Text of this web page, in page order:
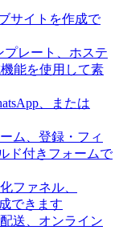
サイトを作成で
プレート、ホステ
能を使用して素
、または
ム、登録・フィ
ド付きフォームで
ファネル、
できます
送、オンライン